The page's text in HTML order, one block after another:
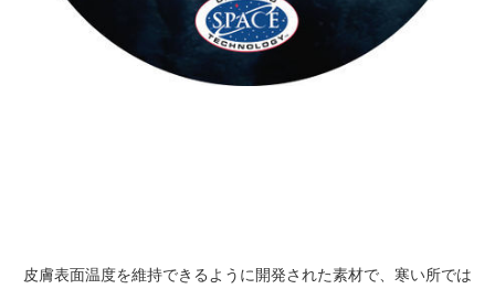
皮膚表面温度を維持できるように開発された素材で、寒い所では